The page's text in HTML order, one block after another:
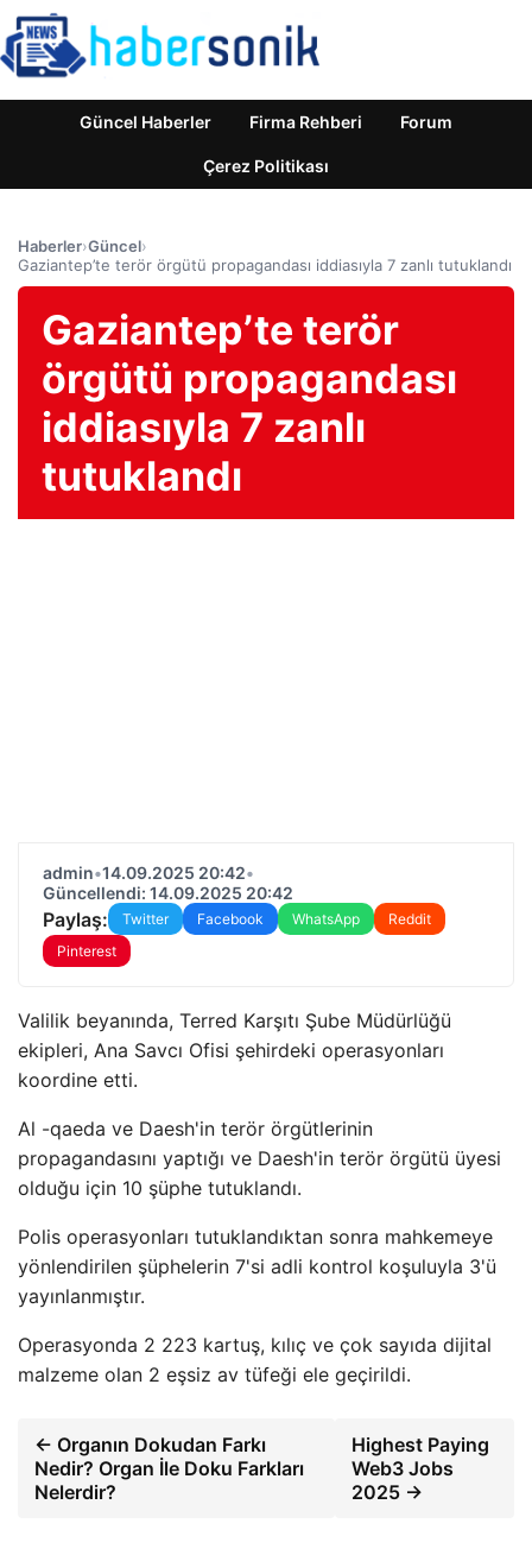
Güncel Haberler Firma Rehberi Forum
Çerez Politikası
Haberler›Güncel›
Gaziantep’te terör örgütü propagandası iddiasıyla 7 zanlı tutuklandı
Gaziantep’te terör
örgütü propagandası
iddiasıyla 7 zanlı
tutuklandı
admin•14.09.2025 20:42•
Güncellendi: 14.09.2025 20:42
Paylaş: Twitter Facebook WhatsApp
Reddit
Pinterest
Valilik beyanında, Terred Karşıtı Şube Müdürlüğü
ekipleri, Ana Savcı Ofisi şehirdeki operasyonları
koordine etti.
Al -qaeda ve Daesh'in terör örgütlerinin
propagandasını yaptığı ve Daesh'in terör örgütü üyesi
olduğu için 10 şüphe tutuklandı.
Polis operasyonları tutuklandıktan sonra mahkemeye
yönlendirilen şüphelerin 7'si adli kontrol koşuluyla 3'ü
yayınlanmıştır.
Operasyonda 2 223 kartuş, kılıç ve çok sayıda dijital
malzeme olan 2 eşsiz av tüfeği ele geçirildi.
← Organın Dokudan Farkı
Nedir? Organ İle Doku Farkları
Nelerdir?
Highest Paying
Web3 Jobs
2025 →